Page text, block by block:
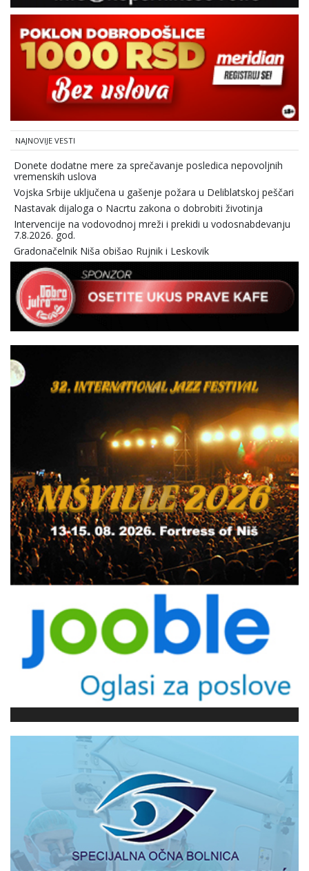
NAJNOVIJE VESTI
Donete dodatne mere za sprečavanje posledica nepovoljnih
vremenskih uslova
Vojska Srbije uključena u gašenje požara u Deliblatskoj peščari
Nastavak dijaloga o Nacrtu zakona o dobrobiti životinja
Intervencije na vodovodnoj mreži i prekidi u vodosnabdevanju
7.8.2026. god.
Gradonačelnik Niša obišao Rujnik i Leskovik